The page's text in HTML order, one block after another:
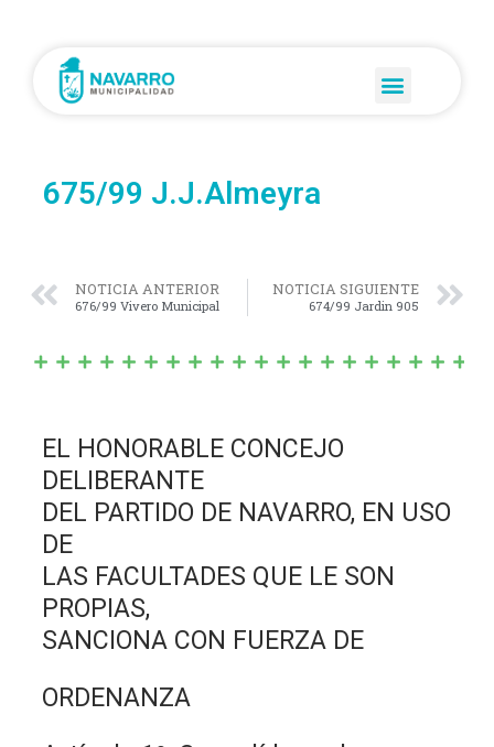
675/99 J.J.Almeyra
NOTICIA ANTERIOR
676/99 Vivero Municipal
NOTICIA SIGUIENTE
674/99 Jardin 905
EL HONORABLE CONCEJO
DELIBERANTE
DEL PARTIDO DE NAVARRO, EN USO
DE
LAS FACULTADES QUE LE SON
PROPIAS,
SANCIONA CON FUERZA DE
ORDENANZA